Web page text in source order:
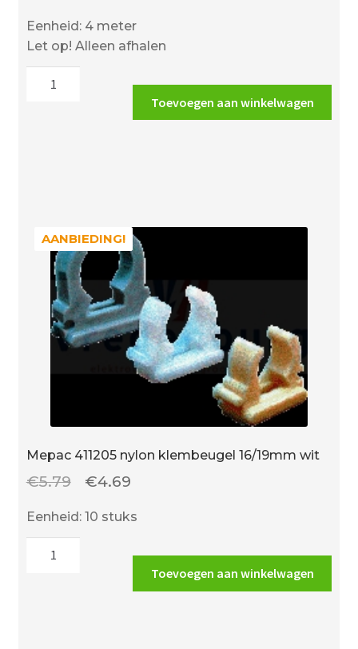
Eenheid: 4 meter
Let op! Alleen afhalen
Toevoegen aan winkelwagen
AANBIEDING!
Mepac 411205 nylon klembeugel 16/19mm wit
AANBIEDING!
€5.79
Oorspronkelijke
€4.69Huidige
€4.69.
Eenheid: 10 stuks
Toevoegen aan winkelwagen